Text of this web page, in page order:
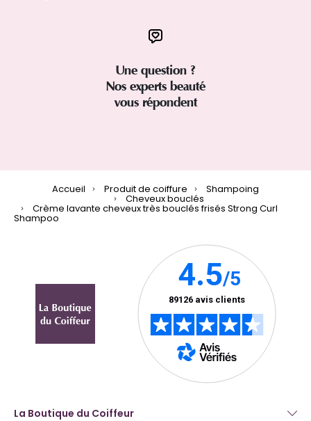
Une question ?
Nos experts beauté
vous répondent
Accueil Produit de coiffure Shampoing
Cheveux bouclés
Crème lavante cheveux très bouclés frisés Strong Curl
Shampoo
La Boutique du Coiffeur